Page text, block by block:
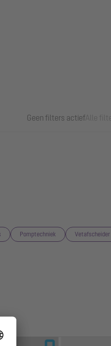
Geen filters actief
Pomptechniek Vetafscheider